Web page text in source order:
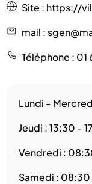
Site : https://
mail :
Téléphone : 01
Lundi -
Jeudi : 13:30 -
Vendredi :
Samedi :